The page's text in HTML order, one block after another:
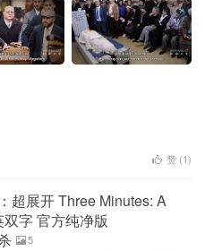
赞 (1)
超展开 Three Minutes: A
字 官方纯净版
5